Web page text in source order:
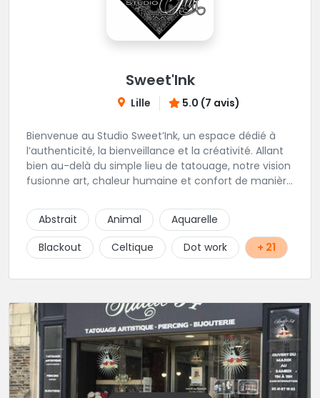
Sweet'Ink
Lille 5.0 (7 avis)
Bienvenue au Studio Sweet’Ink, un espace dédié à
l’authenticité, la bienveillance et la créativité. Allant
bien au-delà du simple lieu de tatouage, notre vision
fusionne art, chaleur humaine et confort de manière
est l’endroit idéal si vous souhaitez être
accompagnés, guidé et vivre une expérience le tout
dans un lieu confortable et chaleureux.
Abstrait Animal
Aquarelle
Blackout
Celtique Dot work + 21